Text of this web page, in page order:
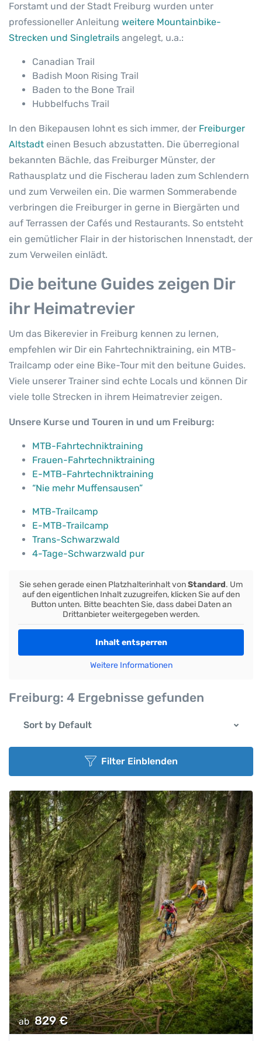
Forstamt und der Stadt Freiburg wurden unter
professioneller Anleitung weitere Mountainbike-
Strecken und Singletrails angelegt, u.a.:
Canadian Trail
Badish Moon Rising Trail
Baden to the Bone Trail
Hubbelfuchs Trail
In den Bikepausen lohnt es sich immer, der Freiburger
Altstadt einen Besuch abzustatten. Die überregional
bekannten Bächle, das Freiburger Münster, der
Rathausplatz und die Fischerau laden zum Schlendern
und zum Verweilen ein. Die warmen Sommerabende
verbringen die Freiburger in gerne in Biergärten und
auf Terrassen der Cafés und Restaurants. So entsteht
ein gemütlicher Flair in der historischen Innenstadt, der
zum Verweilen einlädt.
Die beitune Guides zeigen Dir
ihr Heimatrevier
Um das Bikerevier in Freiburg kennen zu lernen,
empfehlen wir Dir ein Fahrtechniktraining, ein MTB-
Trailcamp oder eine Bike-Tour mit den beitune Guides.
Viele unserer Trainer sind echte Locals und können Dir
viele tolle Strecken in ihrem Heimatrevier zeigen.
Unsere Kurse und Touren in und um Freiburg:
MTB-Fahrtechniktraining
Frauen-Fahrtechniktraining
E-MTB-Fahrtechniktraining
“Nie mehr Muffensausen”
MTB-Trailcamp
E-MTB-Trailcamp
Trans-Schwarzwald
4-Tage-Schwarzwald pur
Sie sehen gerade einen Platzhalterinhalt vonStandard. Um
auf den eigentlichen Inhalt zuzugreifen, klicken Sie auf den
Button unten. Bitte beachten Sie, dass dabei Daten an
Drittanbieter weitergegeben werden.
Inhalt entsperren
Weitere Informationen
Freiburg: 4 Ergebnisse gefunden
Sort by Default
Filter Einblenden
ab 829€